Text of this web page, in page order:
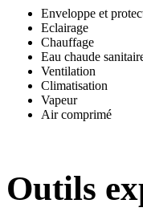
Enveloppe et
Eclairage
Chauffage
Eau chaude
Ventilation
Climatisation
Vapeur
Air comprimé
Outils